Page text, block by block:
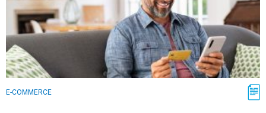
E-COMMERCE